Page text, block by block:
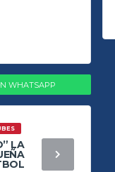
WHATSAPP
LA